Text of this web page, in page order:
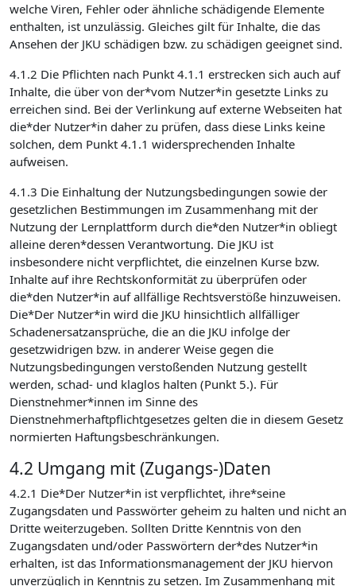
welche Viren, Fehler oder ähnliche schädigende Elemente
enthalten, ist unzulässig. Gleiches gilt für Inhalte, die das
Ansehen der JKU schädigen bzw. zu schädigen geeignet sind.
4.1.2 Die Pflichten nach Punkt 4.1.1 erstrecken sich auch auf
Inhalte, die über von der*vom Nutzer*in gesetzte Links zu
erreichen sind. Bei der Verlinkung auf externe Webseiten hat
die*der Nutzer*in daher zu prüfen, dass diese Links keine
solchen, dem Punkt 4.1.1 widersprechenden Inhalte
aufweisen.
4.1.3 Die Einhaltung der Nutzungsbedingungen sowie der
gesetzlichen Bestimmungen im Zusammenhang mit der
Nutzung der Lernplattform durch die*den Nutzer*in obliegt
alleine deren*dessen Verantwortung. Die JKU ist
insbesondere nicht verpflichtet, die einzelnen Kurse bzw.
Inhalte auf ihre Rechtskonformität zu überprüfen oder
die*den Nutzer*in auf allfällige Rechtsverstöße hinzuweisen.
Die*Der Nutzer*in wird die JKU hinsichtlich allfälliger
Schadenersatzansprüche, die an die JKU infolge der
gesetzwidrigen bzw. in anderer Weise gegen die
Nutzungsbedingungen verstoßenden Nutzung gestellt
werden, schad- und klaglos halten (Punkt 5.). Für
Dienstnehmer*innen im Sinne des
Dienstnehmerhaftpflichtgesetzes gelten die in diesem Gesetz
normierten Haftungsbeschränkungen.
4.2 Umgang mit (Zugangs-)Daten
4.2.1 Die*Der Nutzer*in ist verpflichtet, ihre*seine
Zugangsdaten und Passwörter geheim zu halten und nicht an
Dritte weiterzugeben. Sollten Dritte Kenntnis von den
Zugangsdaten und/oder Passwörtern der*des Nutzer*in
erhalten, ist das Informationsmanagement der JKU hiervon
unverzüglich in Kenntnis zu setzen. Im Zusammenhang mit